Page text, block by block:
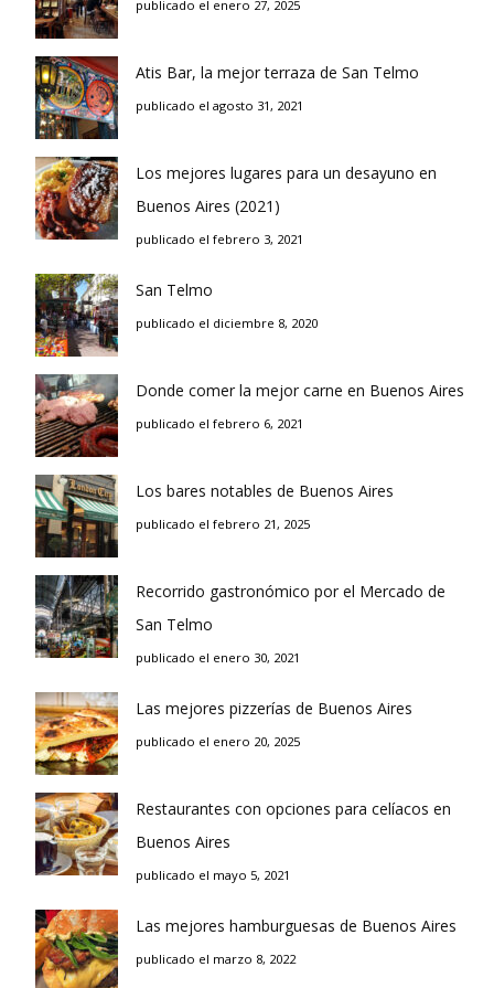
publicado el enero 27, 2025
Atis Bar, la mejor terraza de San Telmo
publicado el agosto 31, 2021
Los mejores lugares para un desayuno en
Buenos Aires (2021)
publicado el febrero 3, 2021
San Telmo
publicado el diciembre 8, 2020
Donde comer la mejor carne en Buenos Aires
publicado el febrero 6, 2021
Los bares notables de Buenos Aires
publicado el febrero 21, 2025
Recorrido gastronómico por el Mercado de
San Telmo
publicado el enero 30, 2021
Las mejores pizzerías de Buenos Aires
publicado el enero 20, 2025
Restaurantes con opciones para celíacos en
Buenos Aires
publicado el mayo 5, 2021
Las mejores hamburguesas de Buenos Aires
publicado el marzo 8, 2022